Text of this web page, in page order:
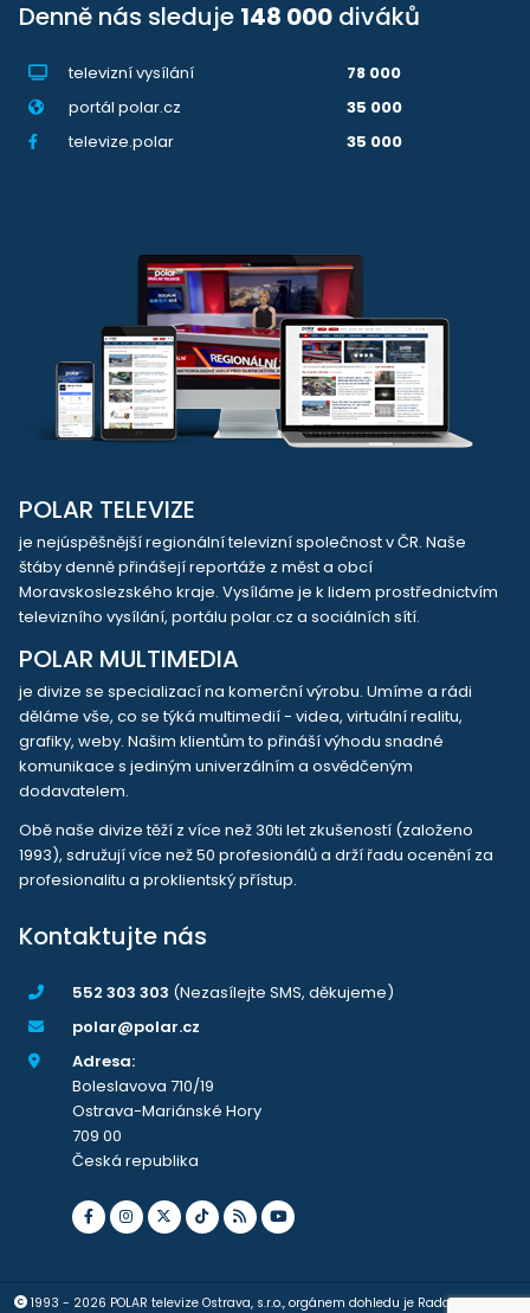
Denně nás sleduje 148 000 diváků
televizní vysílání
78 000
portál polar.cz
35 000
televize.polar
35 000
POLAR TELEVIZE
je nejúspěšnější regionální televizní společnost v ČR. Naše
štáby denně přinášejí reportáže z měst a obcí
Moravskoslezského kraje. Vysíláme je k lidem prostřednictvím
televizního vysílání, portálu polar.cz a sociálních sítí.
POLAR MULTIMEDIA
je divize se specializací na komerční výrobu. Umíme a rádi
děláme vše, co se týká multimedií - videa, virtuální realitu,
grafiky, weby. Našim klientům to přináší výhodu snadné
komunikace s jediným univerzálním a osvědčeným
dodavatelem.
Obě naše divize těží z více než 30ti let zkušeností (založeno
1993), sdružují více než 50 profesionálů a drží řadu ocenění za
profesionalitu a proklientský přístup.
Kontaktujte nás
552 303 303 (Nezasílejte SMS, děkujeme)
polar@polar.cz
Adresa:
Boleslavova 710/19
Ostrava-Mariánské Hory
709 00
Česká republika
1993 - 2026 POLAR televize Ostrava, s.r.o., orgánem dohledu je Rada pro